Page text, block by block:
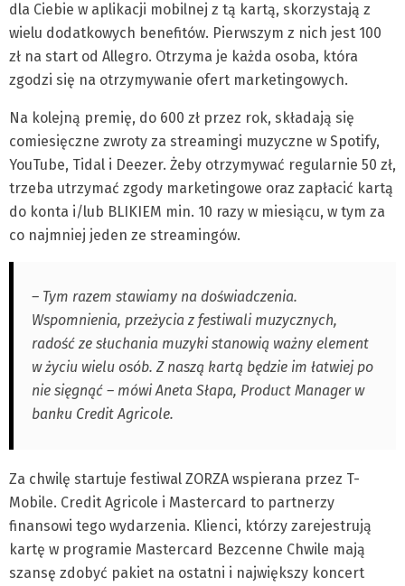
dla Ciebie w aplikacji mobilnej z tą kartą, skorzystają z
wielu dodatkowych benefitów. Pierwszym z nich jest 100
zł na start od Allegro. Otrzyma je każda osoba, która
zgodzi się na otrzymywanie ofert marketingowych.
Na kolejną premię, do 600 zł przez rok, składają się
comiesięczne zwroty za streamingi muzyczne w Spotify,
YouTube, Tidal i Deezer. Żeby otrzymywać regularnie 50 zł,
trzeba utrzymać zgody marketingowe oraz zapłacić kartą
do konta i/lub BLIKIEM min. 10 razy w miesiącu, w tym za
co najmniej jeden ze streamingów.
– Tym razem stawiamy na doświadczenia.
Wspomnienia, przeżycia z festiwali muzycznych,
radość ze słuchania muzyki stanowią ważny element
w życiu wielu osób. Z naszą kartą będzie im łatwiej po
nie sięgnąć – mówi Aneta Słapa, Product Manager w
banku Credit Agricole.
Za chwilę startuje festiwal ZORZA wspierana przez T-
Mobile. Credit Agricole i Mastercard to partnerzy
finansowi tego wydarzenia. Klienci, którzy zarejestrują
kartę w programie Mastercard Bezcenne Chwile mają
szansę zdobyć pakiet na ostatni i największy koncert